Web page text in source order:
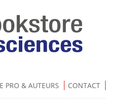
PRO & AUTEURS CONTACT